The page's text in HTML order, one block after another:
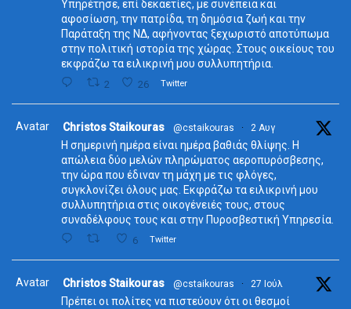
Υπηρέτησε, επί δεκαετίες, με συνέπεια και
αφοσίωση, την πατρίδα, τη δημόσια ζωή και την
Παράταξη της ΝΔ, αφήνοντας ξεχωριστό αποτύπωμα
στην πολιτική ιστορία της χώρας. Στους οικείους του
εκφράζω τα ειλικρινή μου συλλυπητήρια.
2 26 Twitter
Avatar Christos Staikouras @cstaikouras · 2 Αυγ
Η σημερινή ημέρα είναι ημέρα βαθιάς θλίψης. Η
απώλεια δύο μελών πληρώματος αεροπυρόσβεσης,
την ώρα που έδιναν τη μάχη με τις φλόγες,
συγκλονίζει όλους μας. Εκφράζω τα ειλικρινή μου
συλλυπητήρια στις οικογένειές τους, στους
συναδέλφους τους και στην Πυροσβεστική Υπηρεσία.
6 Twitter
Avatar Christos Staikouras @cstaikouras · 27 Ιούλ
Πρέπει οι πολίτες να πιστεύουν ότι οι θεσμοί